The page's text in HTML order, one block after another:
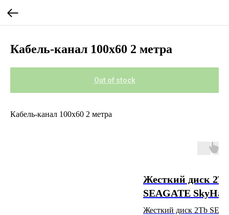
Кабель-канал 100х60 2 метра
Out of stock
Кабель-канал 100х60 2 метра
Жесткий диск
SEAGATE
Жесткий диск 2Tb